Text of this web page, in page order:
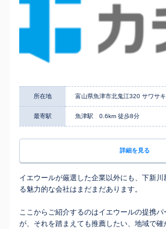
所在地 富山県魚津市北鬼江320 サワ
最寄駅 魚津駅 0.6km 徒歩8分
詳細を見る
イエウールが厳選した企業以外にも、下新
る魅力的な会社はまだまだあります。
ここからご紹介するのはイエウールの提携
が、それを踏まえても推薦したい、地域で確